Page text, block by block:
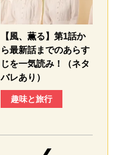
【風、薫る】第1話か
ら最新話までのあらす
じを一気読み！（ネタ
バレあり）
趣味と旅行